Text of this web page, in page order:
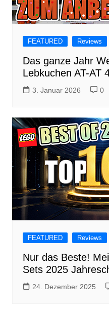
FEATURED Reviews
Das ganze Jahr
Lebkuchen AT-AT
3. Januar 2026 0
FEATURED Reviews
Nur das Beste!
Sets 2025
24. Dezember 2025